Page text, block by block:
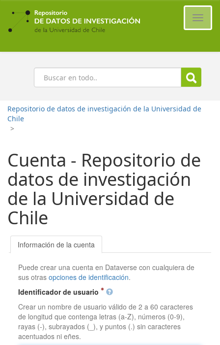
Ir
contenido
principal
Buscar
Repositorio de datos de investigación de la Universidad de
Chile
>
Cuenta - Repositorio de
datos de investigación
de la Universidad de
Chile
Información de la cuenta
Puede crear una cuenta en Dataverse con cualquiera de
sus otrasopciones de identificación.
Identificador de usuario
Crear un nombre de usuario válido de 2 a 60 caracteres
de longitud que contenga letras (a-Z), números (0-9),
rayas (-), subrayados (_), y puntos (.) sin caracteres
acentuados ni eñes.